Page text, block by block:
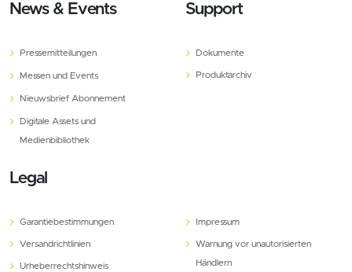
News & Events
Pressemitteilungen
Messen und Events
Nieuwsbrief Abonnement
Digitale Assets und
Medienbibliothek
Support
Dokumente
Produktarchiv
Legal
Garantiebestimmungen
Versandrichtlinien
Urheberrechtshinweis
Impressum
Warnung vor unautorisierten
Händlern